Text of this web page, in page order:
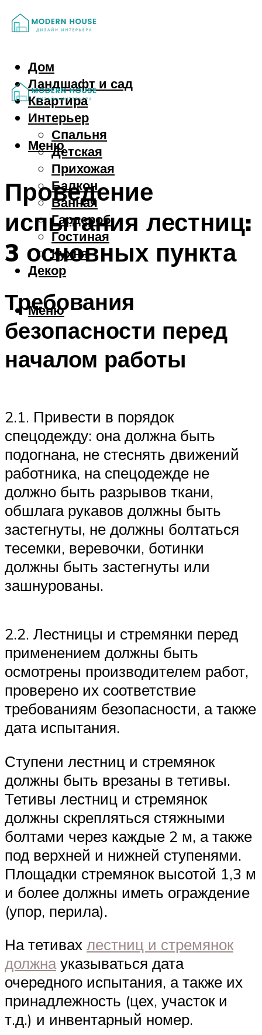
Дом
Ландшафт и сад
Квартира
Интерьер
Спальня
Детская
Прихожая
Балкон
Ванная
Гардероб
Гостиная
Кухня
Декор
Меню
Меню
Проведение
испытания лестниц:
3 основных пункта
Требования
безопасности перед
началом работы
2.1. Привести в порядок
спецодежду: она должна быть
подогнана, не стеснять движений
работника, на спецодежде не
должно быть разрывов ткани,
обшлага рукавов должны быть
застегнуты, не должны болтаться
тесемки, веревочки, ботинки
должны быть застегнуты или
зашнурованы.
2.2. Лестницы и стремянки перед
применением должны быть
осмотрены производителем работ,
проверено их соответствие
требованиям безопасности, а также
дата испытания.
Ступени лестниц и стремянок
должны быть врезаны в тетивы.
Тетивы лестниц и стремянок
должны скрепляться стяжными
болтами через каждые 2 м, а также
под верхней и нижней ступенями.
Площадки стремянок высотой 1,3 м
и более должны иметь ограждение
(упор, перила).
На тетивах лестниц и стремянок
должнауказываться дата
очередного испытания, а также их
принадлежность (цех, участок и
т.д.) и инвентарный номер.